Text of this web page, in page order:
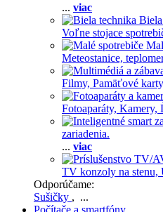
... viac
Voľne stojace
Meteostanice,
Filmy, Pamäťové
Fotoaparáty, Kamery,
zariadenia.
... viac
TV konzoly na stenu,
Odporúčame:
Sušičky , ...
Počítače a smartfóny